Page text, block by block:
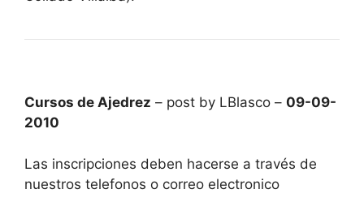
Cursos de Ajedrez – post by LBlasco – 09-09-
2010
Las inscripciones deben hacerse a través de
nuestros telefonos o correo electronico